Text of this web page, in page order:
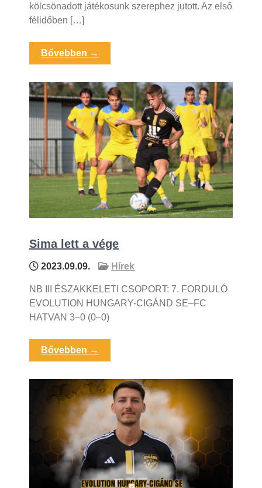
kölcsönadott játékosunk szerephez jutott. Az első
félidőben […]
Bővebben →
Sima lett a vége
2023.09.09. Hírek
NB III ÉSZAKKELETI CSOPORT: 7. FORDULÓ
EVOLUTION HUNGARY-CIGÁND SE–FC
HATVAN 3–0 (0–0)
Bővebben →